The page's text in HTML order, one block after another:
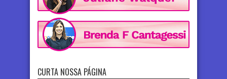
CURTA NOSSA PÁGINA